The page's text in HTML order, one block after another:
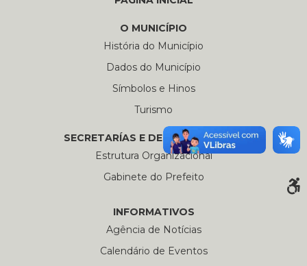
O MUNICÍPIO
História do Município
Dados do Município
Símbolos e Hinos
Turismo
SECRETARÍAS E DEPARTAMENTOS
Estrutura Organizacional
Gabinete do Prefeito
INFORMATIVOS
Agência de Notícias
Calendário de Eventos